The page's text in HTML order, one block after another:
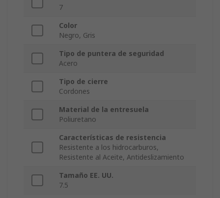
7
Color
Negro, Gris
Tipo de puntera de seguridad
Acero
Tipo de cierre
Cordones
Material de la entresuela
Poliuretano
Características de resistencia
Resistente a los hidrocarburos,
Resistente al Aceite, Antideslizamiento
Tamaño EE. UU.
7.5